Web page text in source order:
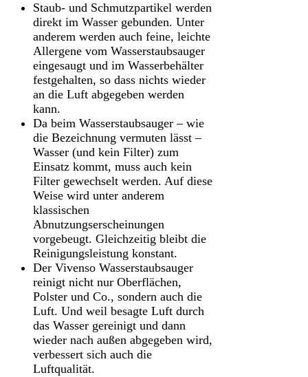
Staub- und Schmutzpartikel werden
direkt im Wasser gebunden. Unter
anderem werden auch feine, leichte
Allergene vom Wasserstaubsauger
eingesaugt und im Wasserbehälter
festgehalten, so dass nichts wieder
an die Luft abgegeben werden
kann.
Da beim Wasserstaubsauger – wie
die Bezeichnung vermuten lässt –
Wasser (und kein Filter) zum
Einsatz kommt, muss auch kein
Filter gewechselt werden. Auf diese
Weise wird unter anderem
klassischen
Abnutzungserscheinungen
vorgebeugt. Gleichzeitig bleibt die
Reinigungsleistung konstant.
Der Vivenso Wasserstaubsauger
reinigt nicht nur Oberflächen,
Polster und Co., sondern auch die
Luft. Und weil besagte Luft durch
das Wasser gereinigt und dann
wieder nach außen abgegeben wird,
verbessert sich auch die
Luftqualität.